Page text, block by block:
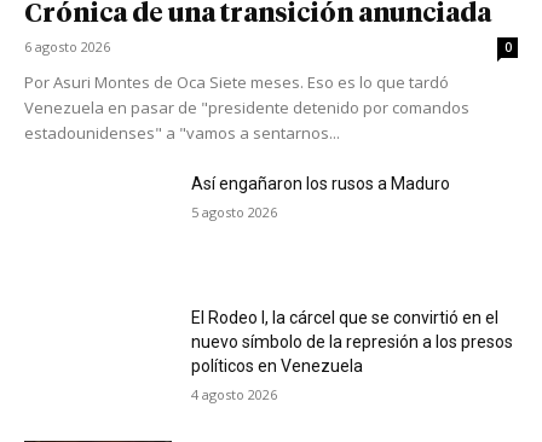
Crónica de una transición anunciada
6 agosto 2026 0
Por Asuri Montes de Oca Siete meses. Eso es lo que tardó
Venezuela en pasar de "presidente detenido por comandos
estadounidenses" a "vamos a sentarnos...
Así engañaron los rusos a Maduro
5 agosto 2026
El Rodeo I, la cárcel que se convirtió en el
nuevo símbolo de la represión a los presos
políticos en Venezuela
4 agosto 2026